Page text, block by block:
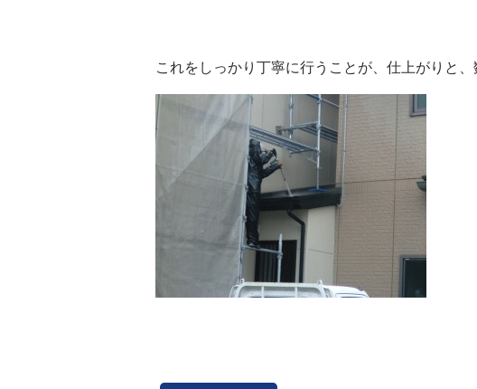
これをしっかり丁寧に行うことが、仕上がりと